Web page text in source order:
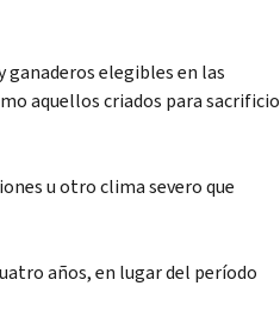
elegibles en las
aquellos criados para sacrificio
u otro clima severo que
años, en lugar del período